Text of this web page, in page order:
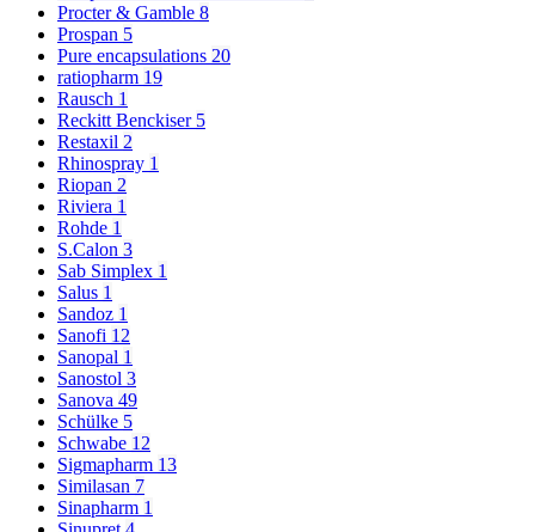
Procter & Gamble 8
Prospan 5
Pure encapsulations 20
ratiopharm 19
Rausch 1
Reckitt Benckiser 5
Restaxil 2
Rhinospray 1
Riopan 2
Riviera 1
Rohde 1
S.Calon 3
Sab Simplex 1
Salus 1
Sandoz 1
Sanofi 12
Sanopal 1
Sanostol 3
Sanova 49
Schülke 5
Schwabe 12
Sigmapharm 13
Similasan 7
Sinapharm 1